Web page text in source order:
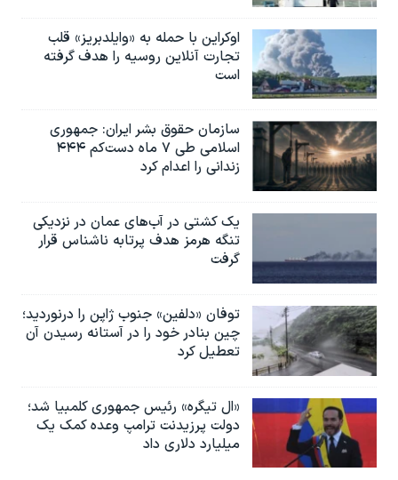
اوکراین با حمله به «وایلدبریز» قلب
تجارت آنلاین روسیه را هدف گرفته
است
سازمان حقوق بشر ایران: جمهوری
اسلامی طی ۷ ماه دست‌کم ۴۴۴
زندانی را اعدام کرد
یک کشتی در آب‌های عمان در نزدیکی
تنگه هرمز هدف پرتابه ناشناس قرار
گرفت
توفان «دلفین» جنوب ژاپن را درنوردید؛
چین بنادر خود را در آستانه رسیدن آن
تعطیل کرد
«ال تیگره» رئیس جمهوری کلمبیا شد؛
دولت پرزیدنت ترامپ وعده کمک یک
میلیارد دلاری داد